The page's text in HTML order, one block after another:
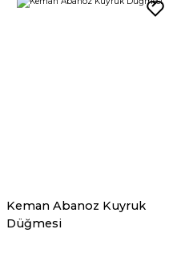
Keman Abanoz Kuyruk
Düğmesi